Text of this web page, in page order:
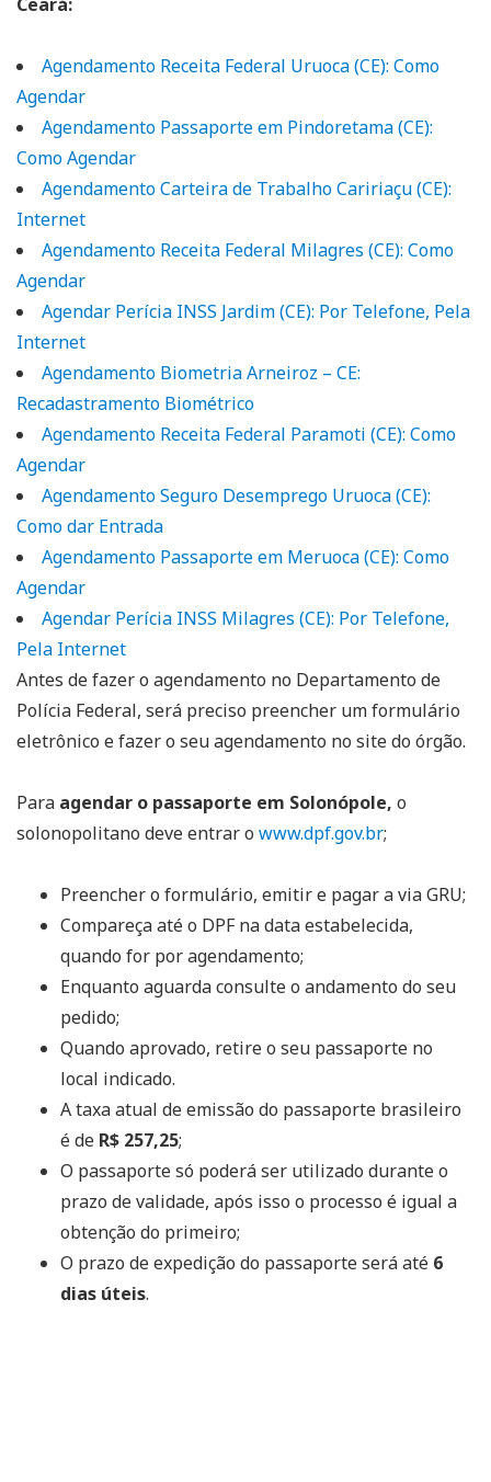
Agendamento Receita Federal Uruoca (CE): Como
Agendar
Agendamento Passaporte em Pindoretama (CE):
Como Agendar
Agendamento Carteira de Trabalho Caririaçu (CE):
Internet
Agendamento Receita Federal Milagres (CE): Como
Agendar
Agendar Perícia INSS Jardim (CE): Por Telefone, Pela
Internet
Agendamento Biometria Arneiroz – CE:
Recadastramento Biométrico
Agendamento Receita Federal Paramoti (CE): Como
Agendar
Agendamento Seguro Desemprego Uruoca (CE):
Como dar Entrada
Agendamento Passaporte em Meruoca (CE): Como
Agendar
Agendar Perícia INSS Milagres (CE): Por Telefone,
Pela Internet
Antes de fazer o agendamento no Departamento de
Polícia Federal, será preciso preencher um formulário
eletrônico e fazer o seu agendamento no site do órgão.
Para agendar o passaporte em Solonópole, o
solonopolitano deve entrar o www.dpf.gov.br;
Preencher o formulário, emitir e pagar a via GRU;
Compareça até o DPF na data estabelecida,
quando for por agendamento;
Enquanto aguarda consulte o andamento do seu
pedido;
Quando aprovado, retire o seu passaporte no
local indicado.
A taxa atual de emissão do passaporte brasileiro
é de R$ 257,25;
O passaporte só poderá ser utilizado durante o
prazo de validade, após isso o processo é igual a
obtenção do primeiro;
O prazo de expedição do passaporte será até 6
dias úteis.